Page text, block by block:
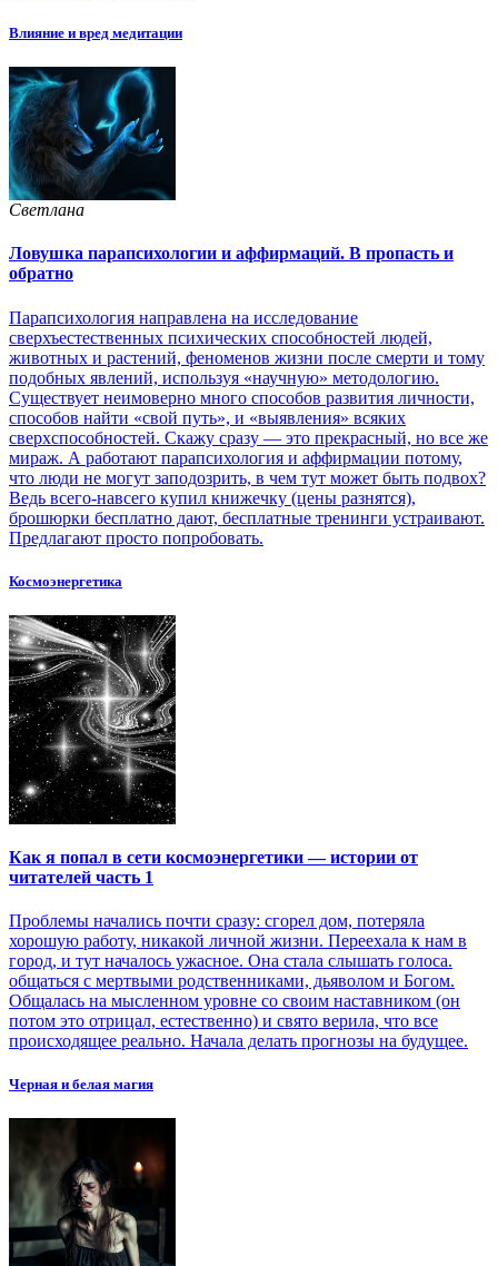
Влияние и вред медитации
Светлана
Ловушка парапсихологии и аффирмаций. В пропасть и
обратно
Парапсихология направлена на исследование
сверхъестественных психических способностей людей,
животных и растений, феноменов жизни после смерти и тому
подобных явлений, используя «научную» методологию.
Существует неимоверно много способов развития личности,
способов найти «свой путь», и «выявления» всяких
сверхспособностей. Скажу сразу — это прекрасный, но все же
мираж. А работают парапсихология и аффирмации потому,
что люди не могут заподозрить, в чем тут может быть подвох?
Ведь всего-навсего купил книжечку (цены разнятся),
брошюрки бесплатно дают, бесплатные тренинги устраивают.
Предлагают просто попробовать.
Космоэнергетика
Как я попал в сети космоэнергетики — истории от
читателей часть 1
Проблемы начались почти сразу: сгорел дом, потеряла
хорошую работу, никакой личной жизни. Переехала к нам в
город, и тут началось ужасное. Она стала слышать голоса.
общаться с мертвыми родственниками, дьяволом и Богом.
Общалась на мысленном уровне со своим наставником (он
потом это отрицал, естественно) и свято верила, что все
происходящее реально. Начала делать прогнозы на будущее.
Черная и белая магия